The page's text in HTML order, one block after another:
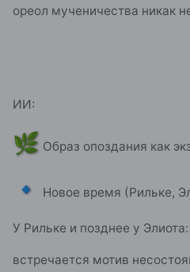
ореол мученичества никак
ИИ:
🌿 Образ опоздания как
🔹 Новое время (Рильке,
У Рильке и позднее у Элиота:
встречается мотив